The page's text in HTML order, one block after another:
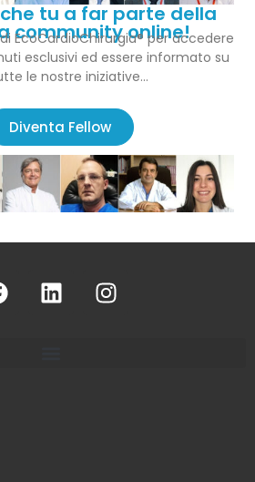
tu a far parte della
community online!
EcoCardioChirurgia® per accedere
esclusivi ed essere informato su
le nostre iniziative…
Diventa Fellow